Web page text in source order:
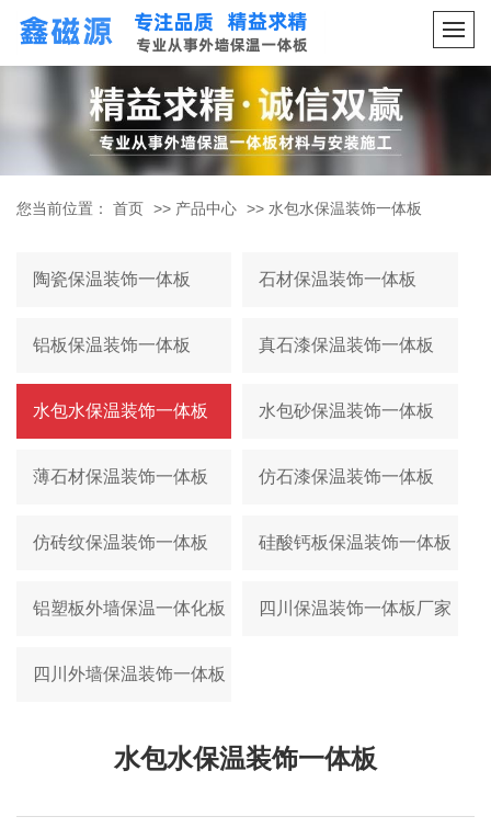
您当前位置： 首页 >> 产品中心 >> 水包水保温装饰一体板
陶瓷保温装饰一体板 石材保温装饰一体板
铝板保温装饰一体板 真石漆保温装饰一体板
水包水保温装饰一体板 水包砂保温装饰一体板
薄石材保温装饰一体板 仿石漆保温装饰一体板
仿砖纹保温装饰一体板 硅酸钙板保温装饰一体板
铝塑板外墙保温一体化板 四川保温装饰一体板厂家
四川外墙保温装饰一体板
水包水保温装饰一体板